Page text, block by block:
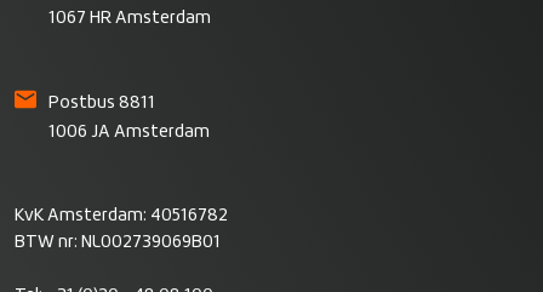
1067 HR Amsterdam
Postbus 8811
1006 JA Amsterdam
KvK Amsterdam: 40516782
BTW nr: NL002739069B01